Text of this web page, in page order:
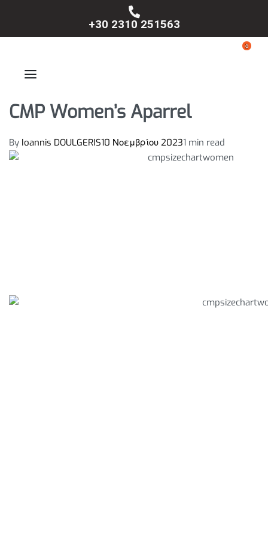
+30 2310 251563
0
CMP Women’s Aparrel
By Ioannis DOULGERIS10 Νοεμβρίου 20231 min read